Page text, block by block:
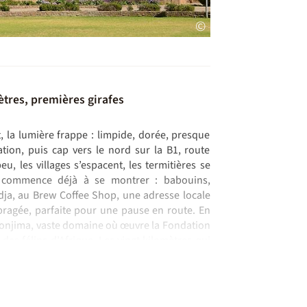
©
premières girafes
la lumière frappe : limpide, dorée, presque
puis cap vers le nord sur la B1, route
les villages s’espacent, les termitières se
déjà à se montrer : babouins,
au Brew Coffee Shop, une adresse locale
parfaite pour une pause en route. En
vaste domaine où œuvre la Fondation
observer le long de la piste. Installation au
Chaque emplacement dispose d’un
sauvage
Pan et Andoni Plain
d’Etosha
peuple Himba
locale et Swakopmund
aventure
via Solitaire
cœur des dunes du Namib